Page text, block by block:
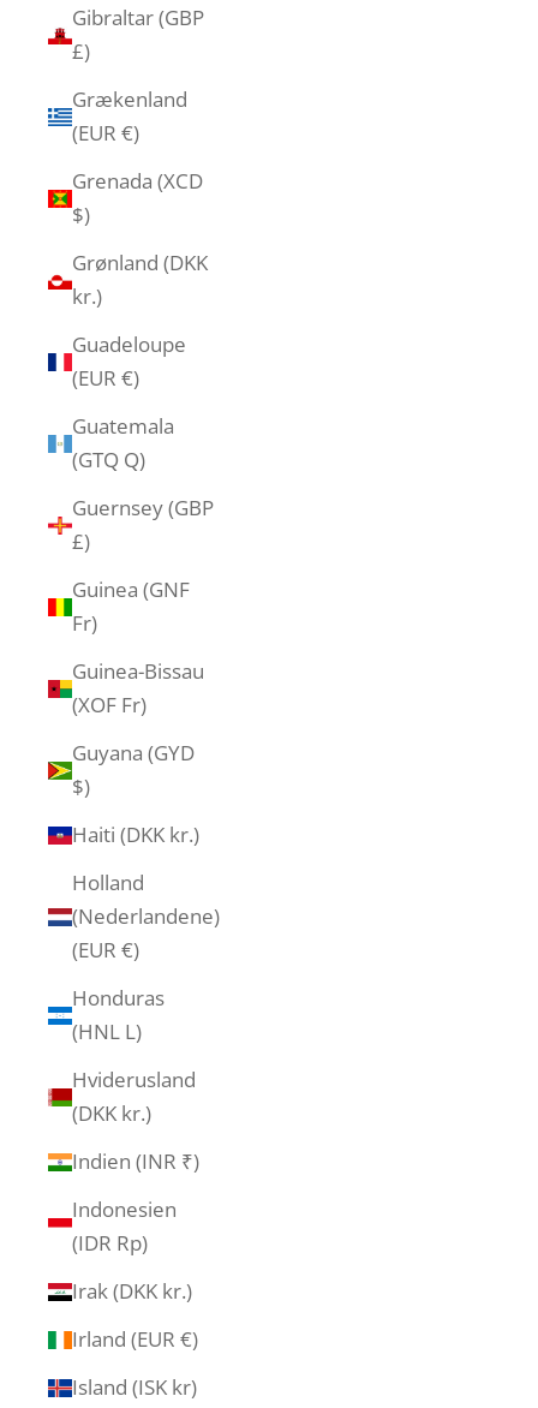
Gibraltar (GBP
£)
Grækenland
(EUR €)
Grenada (XCD
$)
Grønland (DKK
kr.)
Guadeloupe
(EUR €)
Guatemala
(GTQ Q)
Guernsey (GBP
£)
Guinea (GNF
Fr)
Guinea-Bissau
(XOF Fr)
Guyana (GYD
$)
Haiti (DKK kr.)
Holland
(Nederlandene)
(EUR €)
Honduras
(HNL L)
Hviderusland
(DKK kr.)
Indien (INR ₹)
Indonesien
(IDR Rp)
Irak (DKK kr.)
Irland (EUR €)
Island (ISK kr)